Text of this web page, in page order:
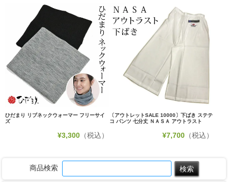
ひだまり リブネックウォーマー フリーサイ
ズ
¥3,300 （税込）
〔アウトレットSALE 10000〕下ばき ステテ
コ パンツ 七分丈 ＮＡＳＡ アウトラスト
¥7,700（税込）
商品検索